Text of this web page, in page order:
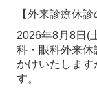
【外来診療休診
2026年8月8日(
科・眼科外来休
かけいたします
す。